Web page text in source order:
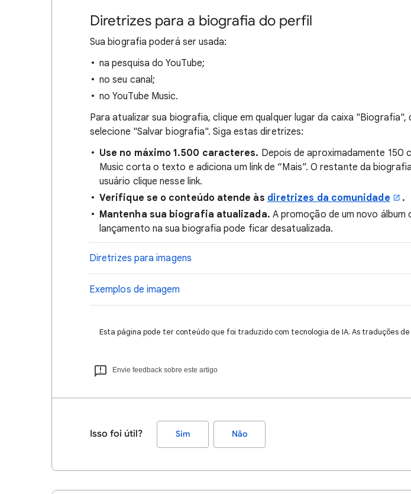
Diretrizes para a biografia do perfil
Sua biografia poderá ser usada:
na pesquisa do YouTube;
no seu canal;
no YouTube Music.
Para atualizar sua biografia, clique em qualquer lugar da caixa
selecione "Salvar biografia". Siga estas diretrizes:
Use no máximo 1.500 caracteres. Depois de aproximadamente 150
Music corta o texto e adiciona um link de “Mais”. O restante da
usuário clique nesse link.
Verifique se o conteúdo atende às diretrizes da comunidade
.
Mantenha sua biografia atualizada. A promoção de um novo álbum
lançamento na sua biografia pode ficar desatualizada.
Diretrizes para imagens
Exemplos de imagem
Esta página pode ter conteúdo que foi traduzido com tecnologia de IA. As traduções
Envie feedback sobre este artigo
Isso foi útil? Sim Não